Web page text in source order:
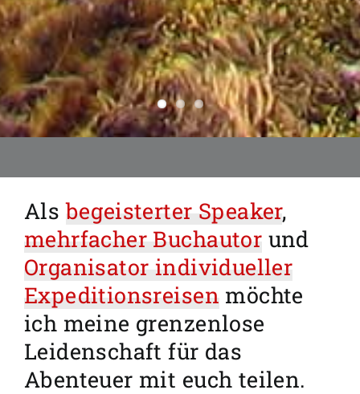
Alsbegeisterter Speaker,
mehrfacher Buchautor und
Organisator individueller
Expeditionsreisen möchte
ich meine grenzenlose
Leidenschaft für das
Abenteuer mit euch teilen.